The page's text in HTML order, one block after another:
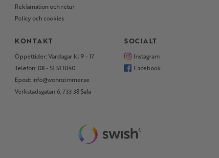
Reklamation och retur
Policy och cookies
KONTAKT
Öppettider: Vardagar kl 9 - 17
Telefon: 08 - 51 51 1040
Epost: info@wohnzimmer.se
Verkstadsgatan 6, 733 38 Sala
SOCIALT
Instagram
Facebook